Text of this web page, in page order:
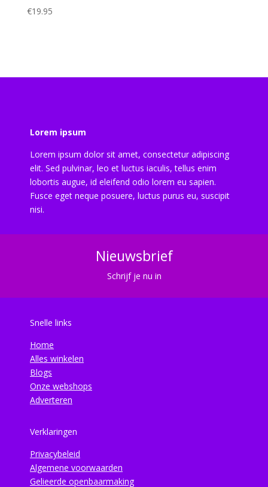
€19.95
Lorem ipsum
Lorem ipsum dolor sit amet, consectetur adipiscing
elit. Sed pulvinar, leo et luctus iaculis, tellus enim
lobortis augue, id eleifend odio lorem eu sapien.
Fusce eget neque posuere, luctus purus eu, suscipit
nisi.
Nieuwsbrief
Schrijf je nu in
Snelle links
Home
Alles winkelen
Blogs
Onze webshops
Adverteren
Verklaringen
Privacybeleid
Algemene voorwaarden
Gelieerde openbaarmaking